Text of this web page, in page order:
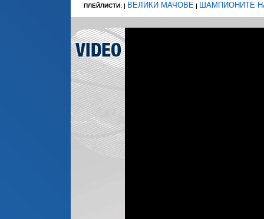
ПЛЕЙЛИСТИ: | ВЕЛИКИ МАЧОВЕ | ШАМПИОНИТЕ